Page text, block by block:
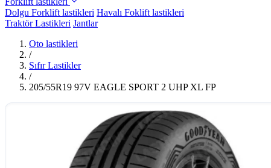
Dolgu Forklift lastikleri Havalı Foklift lastikleri
Traktör Lastikleri Jantlar
Oto lastikleri
/
Sıfır Lastikler
/
205/55R19 97V EAGLE SPORT 2 UHP XL FP